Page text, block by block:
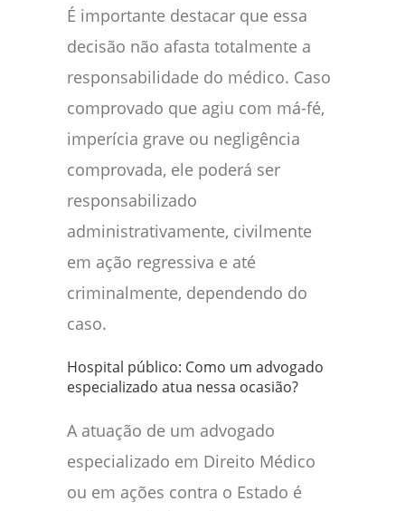
É importante destacar que essa
decisão não afasta totalmente a
responsabilidade do médico. Caso
comprovado que agiu com má-fé,
imperícia grave ou negligência
comprovada, ele poderá ser
responsabilizado
administrativamente, civilmente
em ação regressiva e até
criminalmente, dependendo do
caso.
Hospital público: Como um advogado
especializado atua nessa ocasião?
A atuação de um advogado
especializado em Direito Médico
ou em ações contra o Estado é